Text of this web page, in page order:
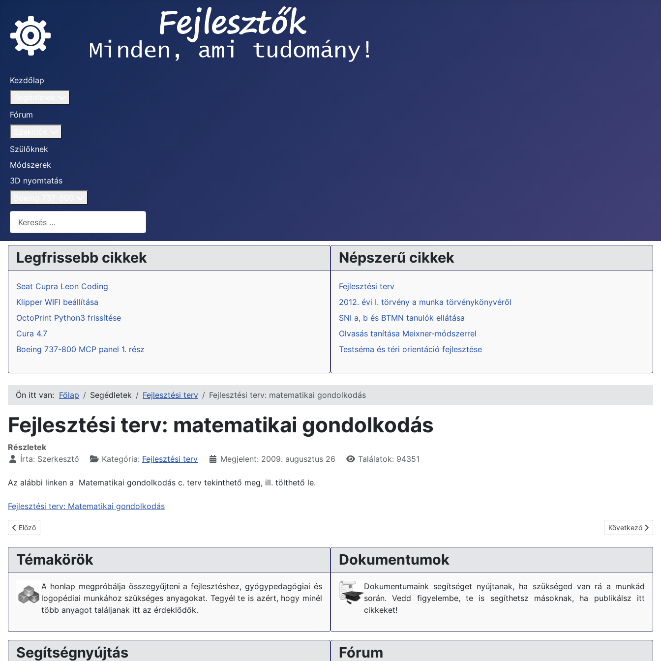
Kezdőlap
Fórum
Szülőknek
Módszerek
3D nyomtatás
Keresés...
Legfrissebb cikkek
Seat Cupra Leon Coding
Klipper WIFI beállítása
OctoPrint Python3 frissítése
Cura 4.7
Boeing 737-800 MCP panel 1. rész
Népszerű cikkek
Fejlesztési terv
2012. évi I. törvény a munka törvénykönyvéről
SNI a, b és BTMN tanulók ellátása
Olvasás tanítása Meixner-módszerrel
Testséma és téri orientáció fejlesztése
Ön itt van: Főlap Segédletek Fejlesztési terv Fejlesztési terv: matematikai gondolkodás
Fejlesztési terv: matematikai gondolkodás
Részletek
Írta: Szerkesztő Kategória: Fejlesztési terv Megjelent: 2009. augusztus 26 Találatok: 94351
Az alábbi linken a Matematikai gondolkodás c. terv tekinthető meg, ill. tölthető le.
Fejlesztési terv: Matematikai gondolkodás
Előző cikk: Egyéni terv: Figyelemfejlesztés
Előző Következő
Következő
Témakörök
A honlap megpróbálja összegyűjteni a fejlesztéshez, gyógypedagógiai és
logopédiai munkához szükséges anyagokat. Tegyél te is azért, hogy minél
több anyagot találjanak itt az érdeklődők.
Dokumentumok
Dokumentumaink segítséget nyújtanak, ha szükséged van rá a munkád
során. Vedd figyelembe, te is segíthetsz másoknak, ha publikálsz itt
cikkeket!
Segítségnyújtás Fórum